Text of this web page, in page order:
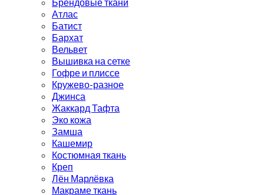
Атлас
Батист
Бархат
Вельвет
Вышивка на сетке
Гофре и плиссе
Кружево-разное
Джинса
Жаккард Тафта
Эко кожа
Замша
Кашемир
Костюмная ткань
Креп
Лён Марлёвка
Макраме ткань